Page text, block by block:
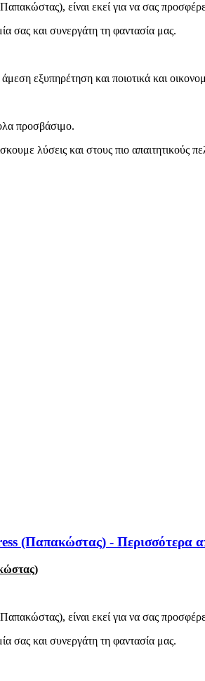
είναι εκεί για να σας
σας και συνεργάτη τη φαντασία μας.
εξυπηρέτηση και ποιοτικά και
προσβάσιμο.
λύσεις και στους πιο απαιτητικούς
(Παπακώστας) - Περισσότερα
είναι εκεί για να σας
σας και συνεργάτη τη φαντασία μας.